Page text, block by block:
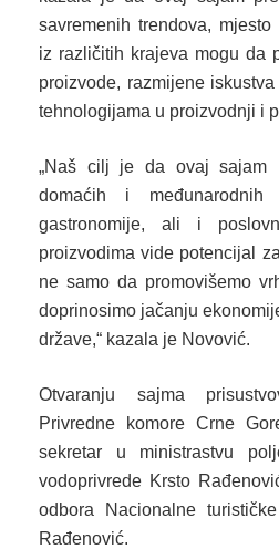
savremenih trendova,
iz različitih krajeva mogu da
proizvode, razmijene
tehnologijama u proizvodnji i
„Naš cilj je da ovaj sajam
domaćih i međunarodnih
gastronomije, ali i
proizvodima vide potencijal
ne samo da promovišemo
doprinosimo jačanju
države,“ kazala je Novović.
Otvaranju sajma
Privredne komore Crne
sekretar u ministrastvu
vodoprivrede Krsto
odbora Nacionalne
Rađenović.